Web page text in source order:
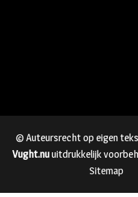
© Auteursrecht op eigen
Vught.nuuitdrukkelijk
Sitemap